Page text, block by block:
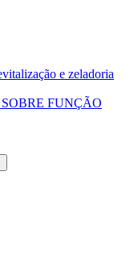
e zeladoria
SOBRE FUNÇÃO